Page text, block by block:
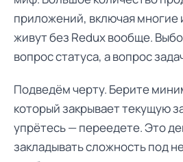
приложений, включая многие
живут без Redux вообще.
вопрос статуса, а вопрос
Подведём черту. Берите
который закрывает текущую
упрётесь — переедете. Это
закладывать сложность под